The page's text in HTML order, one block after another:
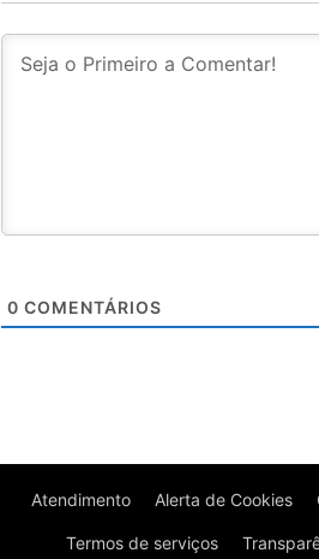
0 COMENTÁRIOS
Atendimento Alerta de Cookies
Termos de serviços